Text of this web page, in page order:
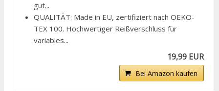
gut...
QUALITÄT: Made in EU, zertifiziert nach OEKO-
TEX 100. Hochwertiger Reißverschluss für
variables...
19,99 EUR
Bei Amazon kaufen